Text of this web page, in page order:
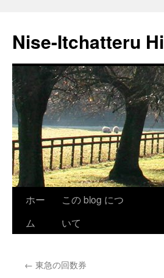
Nise-Itchatteru
ン
ホー
ム
この blog につ
いて
← 東急の回数券